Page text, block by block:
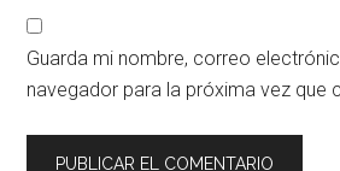
Guarda mi nombre, correo
navegador para la próxima vez que